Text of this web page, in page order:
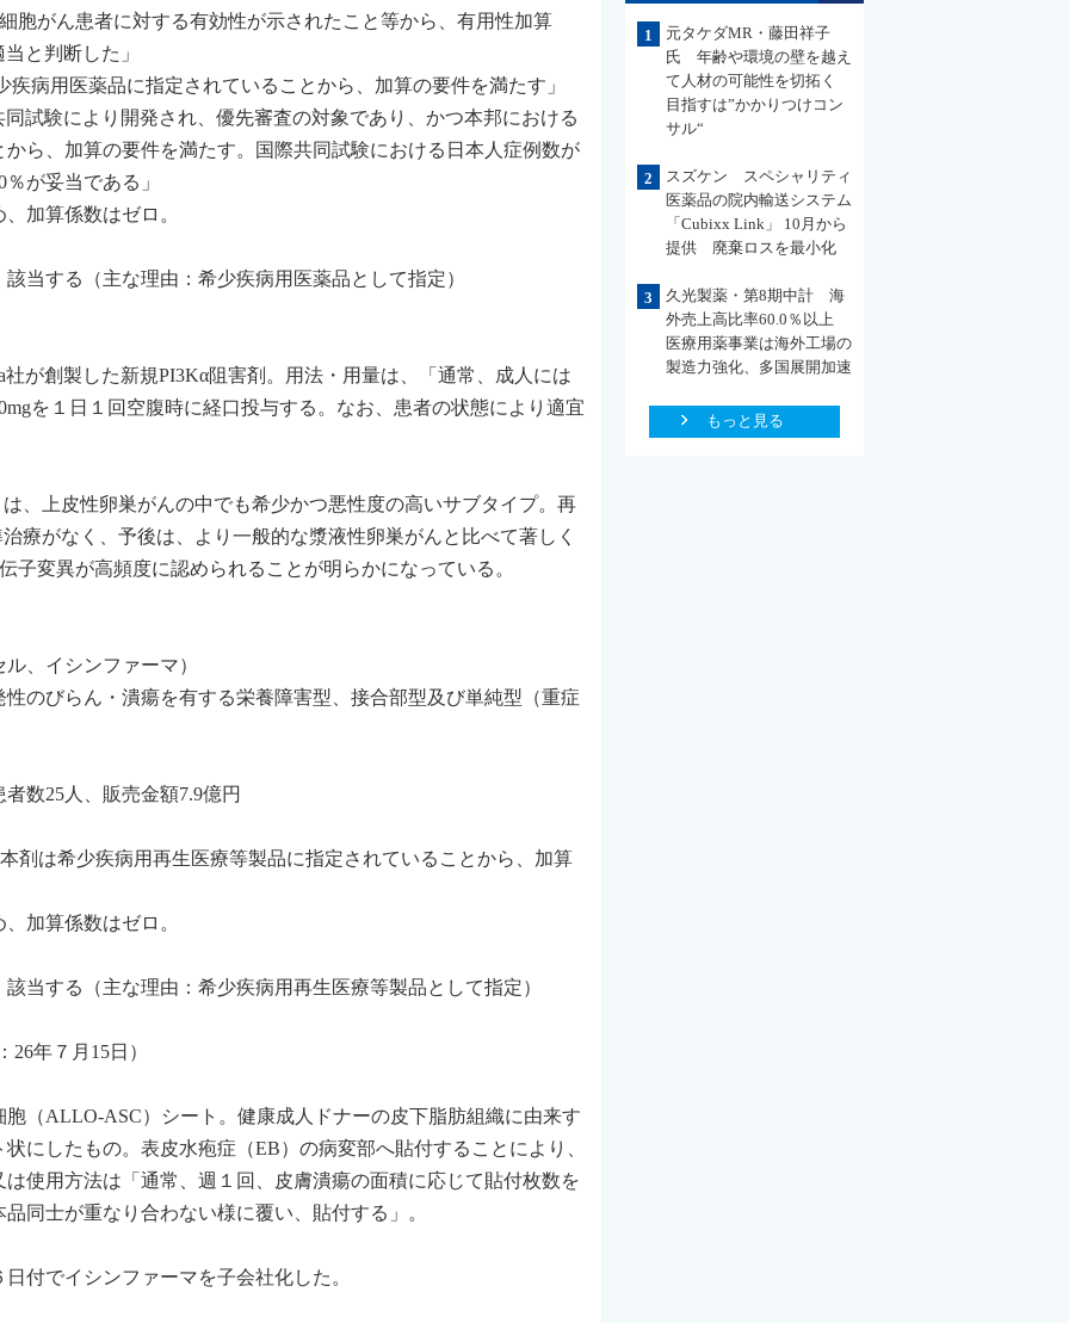
胞がん患者に対する有効性が示されたこと等から、有用性加算
と判断した」
病用医薬品に指定されていることから、加算の要件を満たす」
試験により開発され、優先審査の対象であり、かつ本邦における
ら、加算の要件を満たす。国際共同試験における日本人症例数が
が妥当である」
加算係数はゼロ。
当する（主な理由：希少疾病用医薬品として指定）
社が創製した新規PI3Kα阻害剤。用法・用量は、「通常、成人には
を１日１回空腹時に経口投与する。なお、患者の状態により適宜
、上皮性卵巣がんの中でも希少かつ悪性度の高いサブタイプ。再
療がなく、予後は、より一般的な漿液性卵巣がんと比べて著しく
子変異が高頻度に認められることが明らかになっている。
、イシンファーマ）
のびらん・潰瘍を有する栄養障害型、接合部型及び単純型（重症
数25人、販売金額7.9億円
剤は希少疾病用再生医療等製品に指定されていることから、加算
加算係数はゼロ。
当する（主な理由：希少疾病用再生医療等製品として指定）
年７月15日）
（ALLO-ASC）シート。健康成人ドナーの皮下脂肪組織に由来す
にしたもの。表皮水疱症（EB）の病変部へ貼付することにより、
使用方法は「通常、週１回、皮膚潰瘍の面積に応じて貼付枚数を
同士が重なり合わない様に覆い、貼付する」。
付でイシンファーマを子会社化した。
1
元タケダMR・藤田祥子
氏 年齢や環境の壁を越え
て人材の可能性を切拓く
目指すは”かかりつけコン
サル“
2
スズケン スペシャリティ
医薬品の院内輸送システム
「Cubixx Link」 10月から
提供 廃棄ロスを最小化
3
久光製薬・第8期中計 海
外売上高比率60.0％以上
医療用薬事業は海外工場の
製造力強化、多国展開加速
もっと見る